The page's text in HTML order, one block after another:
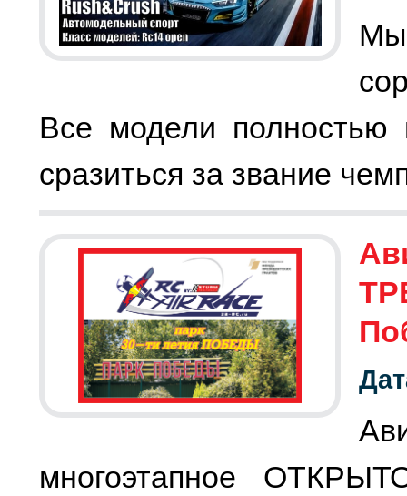
Мы
Все модели полностью
сразиться за звание
многоэтапное